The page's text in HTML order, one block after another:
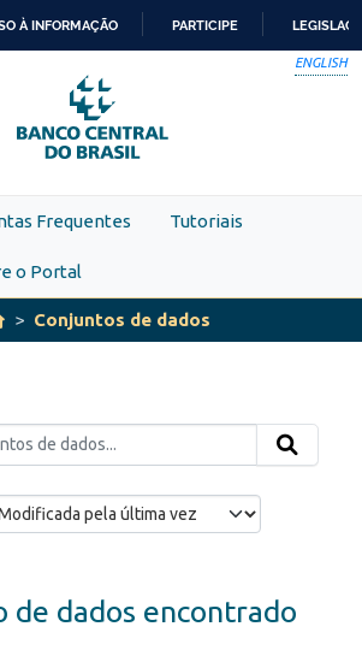
PARA
O
CONTEÚDO
À INFORMAÇÃO PARTICIPE
ENGLISH
Frequentes Tutoriais
o Portal
Conjuntos de dados
de dados encontrado